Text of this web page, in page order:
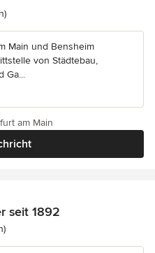
von 5 Sternen
Main und Bensheim
von Städtebau,
Ga...
am Main
seit 1892
von 5 Sternen